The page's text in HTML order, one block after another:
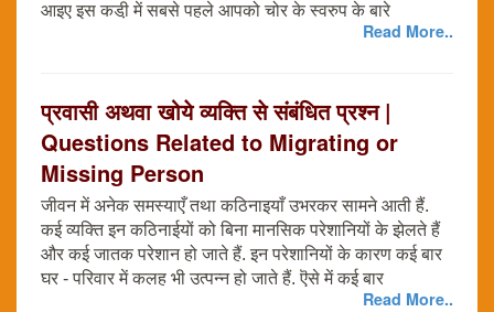
आइए इस कडी़ में सबसे पहले आपको चोर के स्वरुप के बारे
Read More..
प्रवासी अथवा खोये व्यक्ति से संबंधित प्रश्न |
Questions Related to Migrating or
Missing Person
जीवन में अनेक समस्याएँ तथा कठिनाइयाँ उभरकर सामने आती हैं.
कई व्यक्ति इन कठिनाईयों को बिना मानसिक परेशानियों के झेलते हैं
और कई जातक परेशान हो जाते हैं. इन परेशानियों के कारण कई बार
घर - परिवार में कलह भी उत्पन्न हो जाते हैं. ऎसे में कई बार
Read More..